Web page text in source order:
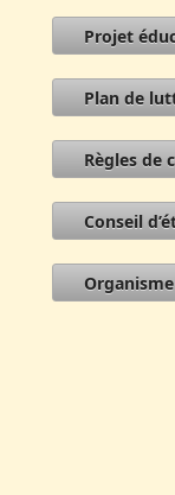
Projet
Plan de
Règles de
Conseil